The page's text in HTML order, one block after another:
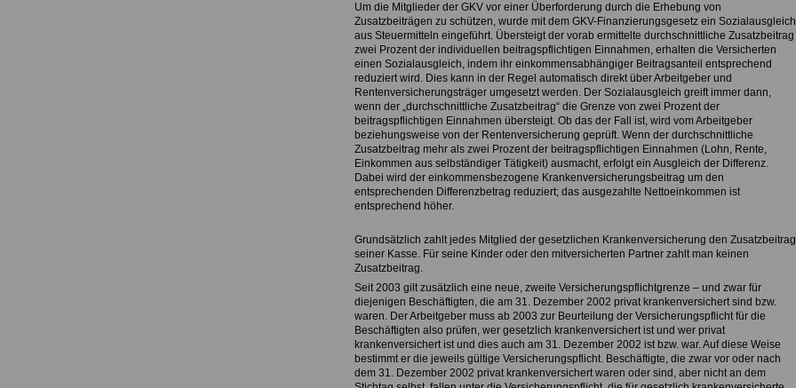
Um die Mitglieder der GKV vor einer Überforderung durch die Erhebung von
Zusatzbeiträgen zu schützen, wurde mit dem GKV-Finanzierungsgesetz ein Sozialausgleich
aus Steuermitteln eingeführt. Übersteigt der vorab ermittelte durchschnittliche Zusatzbeitrag
zwei Prozent der individuellen beitragspflichtigen Einnahmen, erhalten die Versicherten
einen Sozialausgleich, indem ihr einkommensabhängiger Beitragsanteil entsprechend
reduziert wird. Dies kann in der Regel automatisch direkt über Arbeitgeber und
Rentenversicherungsträger umgesetzt werden. Der Sozialausgleich greift immer dann,
wenn der „durchschnittliche Zusatzbeitrag“ die Grenze von zwei Prozent der
beitragspflichtigen Einnahmen übersteigt. Ob das der Fall ist, wird vom Arbeitgeber
beziehungsweise von der Rentenversicherung geprüft. Wenn der durchschnittliche
Zusatzbeitrag mehr als zwei Prozent der beitragspflichtigen Einnahmen (Lohn, Rente,
Einkommen aus selbständiger Tätigkeit) ausmacht, erfolgt ein Ausgleich der Differenz.
Dabei wird der einkommensbezogene Krankenversicherungsbeitrag um den
entsprechenden Differenzbetrag reduziert; das ausgezahlte Nettoeinkommen ist
entsprechend höher.
Grundsätzlich zahlt jedes Mitglied der gesetzlichen Krankenversicherung den Zusatzbeitrag
seiner Kasse. Für seine Kinder oder den mitversicherten Partner zahlt man keinen
Zusatzbeitrag.
Seit 2003 gilt zusätzlich eine neue, zweite Versicherungspflichtgrenze – und zwar für
diejenigen Beschäftigten, die am 31. Dezember 2002 privat krankenversichert sind bzw.
waren. Der Arbeitgeber muss ab 2003 zur Beurteilung der Versicherungspflicht für die
Beschäftigten also prüfen, wer gesetzlich krankenversichert ist und wer privat
krankenversichert ist und dies auch am 31. Dezember 2002 ist bzw. war. Auf diese Weise
bestimmt er die jeweils gültige Versicherungspflicht. Beschäftigte, die zwar vor oder nach
dem 31. Dezember 2002 privat krankenversichert waren oder sind, aber nicht an dem